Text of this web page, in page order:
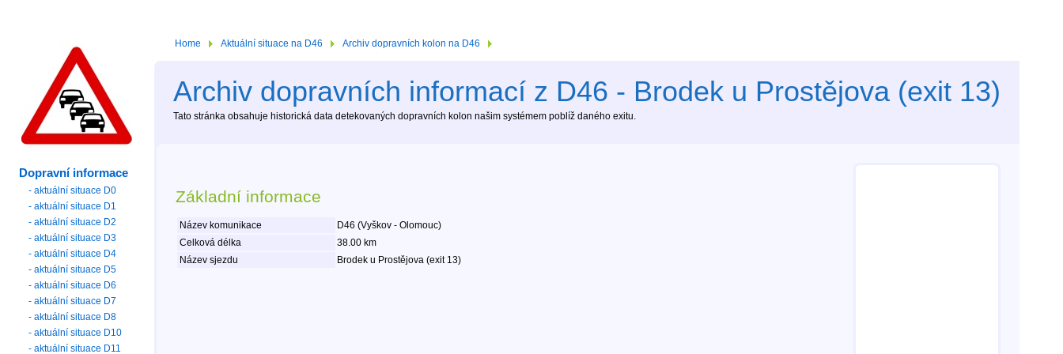
Home Aktuální situace na D46 Archiv dopravních kolon na D46
Archiv dopravních informací z D46 - Brodek u Prostějova (exit 13)
Tato stránka obsahuje historická data detekovaných dopravních kolon našim systémem poblíž daného exitu.
Základní informace
Název komunikace
D46 (Vyškov - Olomouc)
Celková délka
38.00 km
Název sjezdu
Brodek u Prostějova (exit 13)
Dopravní informace
- aktuální situace D0
- aktuální situace D1
- aktuální situace D2
- aktuální situace D3
- aktuální situace D4
- aktuální situace D5
- aktuální situace D6
- aktuální situace D7
- aktuální situace D8
- aktuální situace D10
- aktuální situace D11